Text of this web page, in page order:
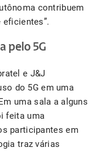
contribuem
eficientes”.
pelo 5G
e J&J
do 5G em uma
uma sala a alguns
feita uma
participantes em
traz várias